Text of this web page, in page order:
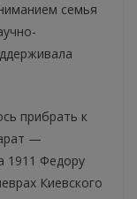
семья
прибрать к
—
1911 Федору
Киевского